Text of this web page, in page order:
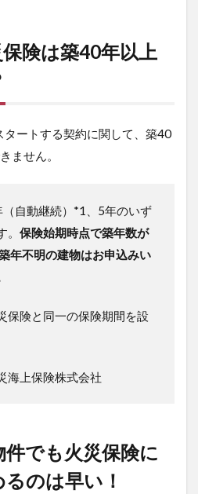
険は築40年以上
ートする契約に関して、築40
ません。
自動継続）*1、5年のいず
保険始期時点で築年数が
年不明の建物はお申込みい
保険と同一の保険期間を設
海上保険株式会社
でも火災保険に
のは早い！